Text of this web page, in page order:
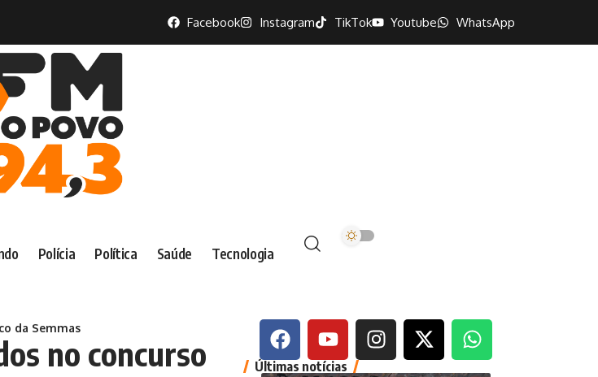
Facebook Instagram TikTok Youtube WhatsApp
Polícia Política Saúde Tecnologia
da Semmas
no concurso
Últimas notícias